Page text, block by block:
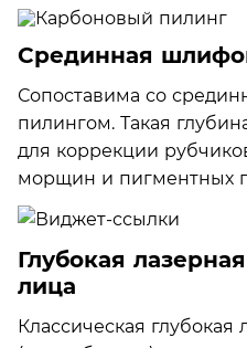
Срединная
Сопоставима со
пилингом. Такая
для коррекции
морщин и пигментных
Глубокая
лица
Классическая